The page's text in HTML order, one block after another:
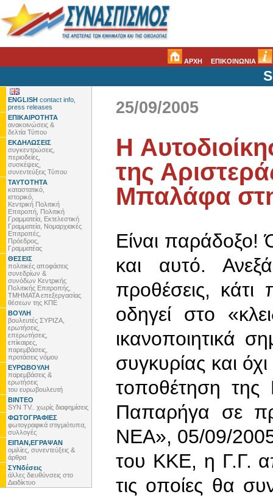
ΑΡΧΗ ΕΠΙΚΟΙΝΩΝΙΑ
ENGLISH contact info,
press releases
ΕΠΙΚΑΙΡΟΤΗΤΑ
ανακοινώσεις &
δελτία Τύπου
ΕΚΔΗΛΩΣΕΙΣ
συγκεντρώσεις,
περιοδείες,
συσκέψεις,
συνεντεύξεις Τύπου
ΤΑΥΤΟΤΗΤΑ
καταστατικό,
ιστορικό,
Κεντρική Πολιτική
Επιτροπή, Πολιτική
Γραμματεία, Εκτελεστική
Γραμματεία, Νομαρχιακές
Επιτροπές,
Πρόεδρος,
Γραμματέας
ΘΕΣΕΙΣ
πολιτικές αποφάσεις
συνεδρίων &
συνόδων Κεντρικής
Πολιτικής Επιτροπής,
ΤΜΗΜΑΤΑ επεξεργασίας
θέσεων της ΚΠΕ
ΒΟΥΛΗ
βουλευτές ΣΥΡΙΖΑ,
ερωτήσεις,
επερωτήσεις,
επίκαιρες,
παρεμβάσεις,
προτάσεις νόμου
ΕΥΡΩΒΟΥΛΗ
παρεμβάσεις &
ερωτήσεις
του ευρωβουλευτή
ΒΙΝΤΕΟ
SYN TV.. χωρίς διαφημίσεις
ΦΩΤΟΓΡΑΦΙΕΣ
φωτογραφικά στιγμιότυπα,
συλλογές
ΕΙΠΑΝ,ΕΓΡΑΨΑΝ
ομιλίες, συνεντεύξεις &
άρθρα
ΣΥΝδέσεις
άλλες διευθύνσεις στο
Διαδίκτυο
25/09/2005
H
της
Μπαλάφα
Είναι παράδοξο!
και αυτό.
προθέσεις,
οδηγεί στο
ικανοποιητικά
συγκυρίας και
τοποθέτηση
Παπαρήγα σε
ΝΕΑ», 05/09/
του ΚΚΕ, η Γ.Γ.
τις οποίες θα